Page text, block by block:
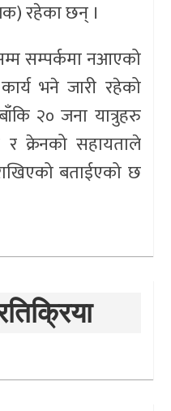
रहेका छन् ।
सम्पर्कमा नआएको
भने जारी रहेको
२० जना यात्रुहरु
क्रेनको सहायताले
बताईएको छ